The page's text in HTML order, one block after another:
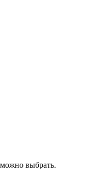
выбрать.